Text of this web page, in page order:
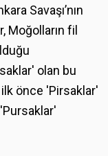
Savaşı’nın
Moğolların fil
olan bu
ilk önce 'Pirsaklar'